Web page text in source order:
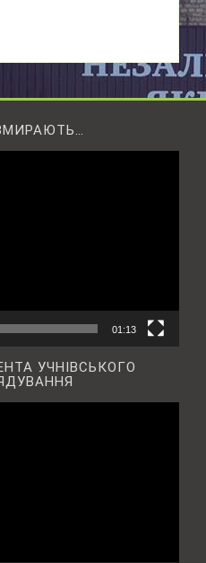
01:13
УЧНІВСЬКОГО